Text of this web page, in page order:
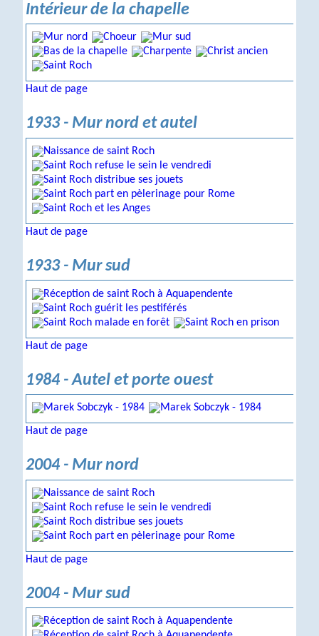
Intérieur de la chapelle
Haut de page
1933 - Mur nord et autel
Haut de page
1933 - Mur sud
Haut de page
1984 - Autel et porte ouest
Haut de page
2004 - Mur nord
Haut de page
2004 - Mur sud